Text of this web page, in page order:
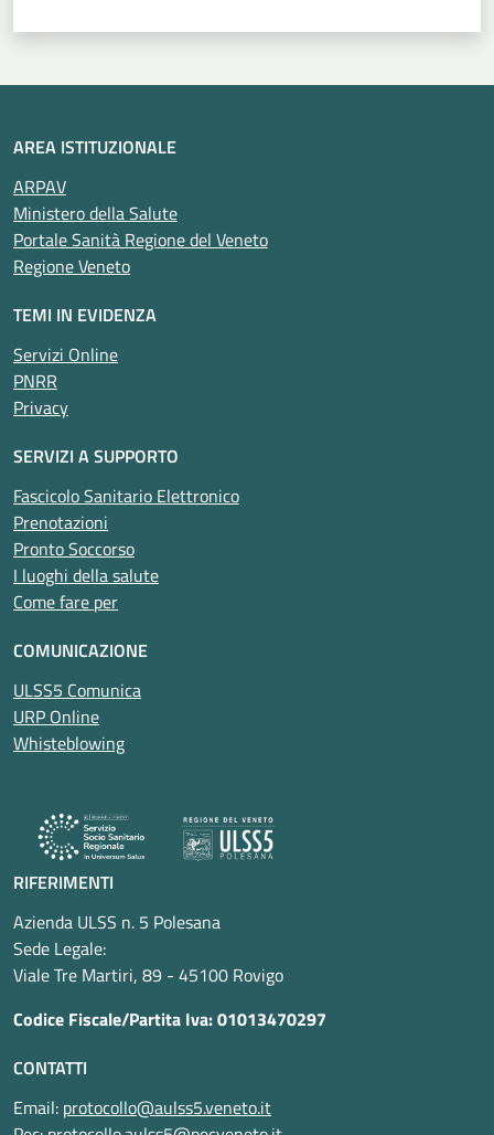
AREA ISTITUZIONALE
ARPAV
Ministero della Salute
Portale Sanità Regione del Veneto
Regione Veneto
TEMI IN EVIDENZA
Servizi Online
PNRR
Privacy
SERVIZI A SUPPORTO
Fascicolo Sanitario Elettronico
Prenotazioni
Pronto Soccorso
I luoghi della salute
Come fare per
COMUNICAZIONE
ULSS5 Comunica
URP Online
Whisteblowing
RIFERIMENTI
Azienda ULSS n. 5 Polesana
Sede Legale:
Viale Tre Martiri, 89 - 45100 Rovigo
Codice Fiscale/Partita Iva: 01013470297
CONTATTI
Email: protocollo@aulss5.veneto.it